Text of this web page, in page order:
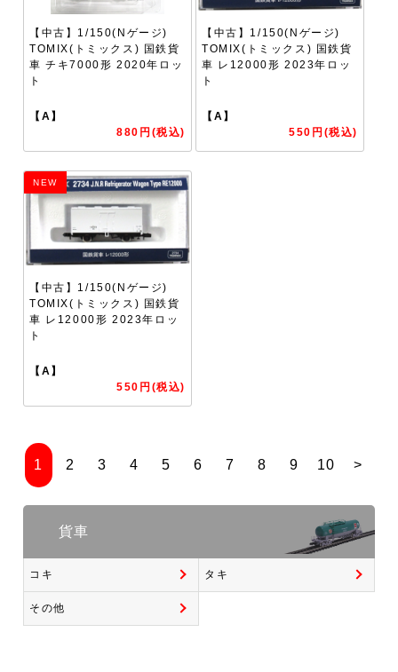
【中古】1/150(Nゲージ)
TOMIX(トミックス) 国鉄貨
車 チキ7000形 2020年ロッ
ト
【A】
880円(税込)
【中古】1/150(Nゲージ)
TOMIX(トミックス) 国鉄貨
車 レ12000形 2023年ロッ
ト
【A】
550円(税込)
NEW
【中古】1/150(Nゲージ)
TOMIX(トミックス) 国鉄貨
車 レ12000形 2023年ロッ
ト
【A】
550円(税込)
1 2 3 4 5 6 7 8 9 10 >
貨車
コキ タキ
その他